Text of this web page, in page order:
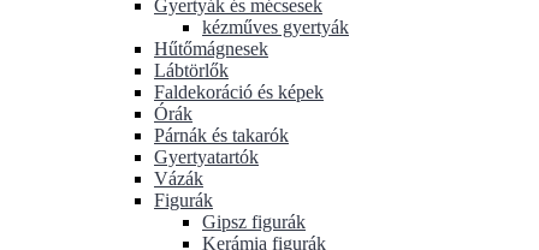
Gyertyák és mécsesek
kézműves gyertyák
Hűtőmágnesek
Lábtörlők
Faldekoráció és képek
Órák
Párnák és takarók
Gyertyatartók
Vázák
Figurák
Gipsz figurák
Kerámia figurák